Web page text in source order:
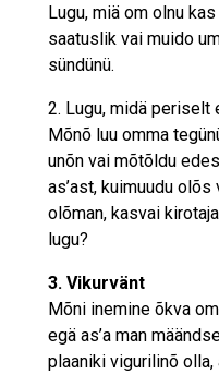
Lugu, miä om olnu
saatuslik vai muido
sündünü.
2. Lugu, midä periselt
Mõnõ luu omma
unõn vai mõtõldu
as’ast, kuimuudu
olõman, kasvai
lugu?
3. Vikurvänt
Mõni inemine õkva
egä as’a man
plaaniki vigurilinõ